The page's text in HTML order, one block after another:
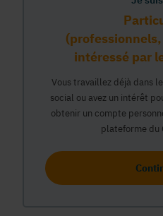
intéressé par
Vous travaillez déjà dans
social ou avez un intérêt
obtenir un compte
plateforme du